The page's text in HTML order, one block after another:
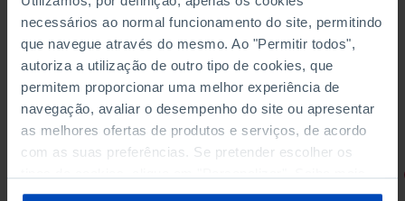
necessários ao normal funcionamento do site, permitindo
que navegue através do mesmo. Ao "Permitir todos",
autoriza a utilização de outro tipo de cookies, que
permitem proporcionar uma melhor experiência de
navegação, avaliar o desempenho do site ou apresentar
as melhores ofertas de produtos e serviços, de acordo
com as suas preferências. Se pretender escolher os
sobre cookies através da gestão de preferências ou da